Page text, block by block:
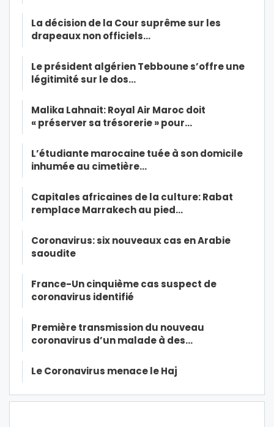
La décision de la Cour suprême sur les
drapeaux non officiels…
Le président algérien Tebboune s’offre une
légitimité sur le dos…
Malika Lahnait: Royal Air Maroc doit
« préserver sa trésorerie » pour…
L’étudiante marocaine tuée à son domicile
inhumée au cimetière…
Capitales africaines de la culture: Rabat
remplace Marrakech au pied…
Coronavirus: six nouveaux cas en Arabie
saoudite
France-Un cinquième cas suspect de
coronavirus identifié
Première transmission du nouveau
coronavirus d’un malade à des…
Le Coronavirus menace le Haj